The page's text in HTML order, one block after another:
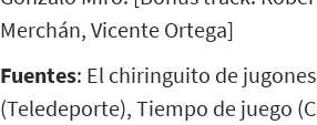
Merchán, Vicente Ortega]
Fuentes: El chiringuito de
(Teledeporte), Tiempo de juego